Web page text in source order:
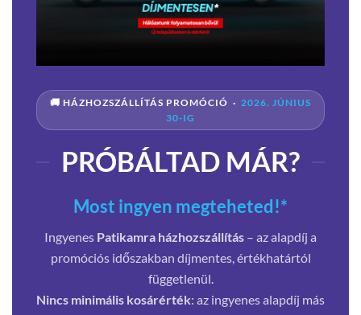
🚚 HÁZHOZSZÁLLÍTÁS PROMÓCIÓ · 2026. JÚNIUS
30-IG
PRÓBÁLTAD MÁR?
Most ingyen megteheted!*
Ingyenes Patikamra házhozszállítás – az alapdíj a
promóciós időszakban díjmentes, értékhatártól
függetlenül.
Nincs minimális kosárérték: az ingyenes alapdíj más